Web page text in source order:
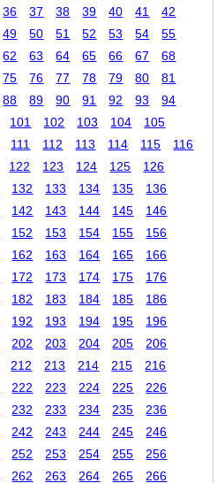
36 37 38 39 40 41
42
49 50 51 52 53 54
55
62 63 64 65 66 67
68
75 76 77 78 79 80
81
88 89 90 91 92 93
94
101 102 103 104
105
111 112 113 114 115
116
122 123 124 125
126
132 133 134 135
136
142 143 144 145
146
152 153 154 155
156
162 163 164 165
166
172 173 174 175
176
182 183 184 185
186
192 193 194 195
196
202 203 204 205
206
212 213 214 215
216
222 223 224 225
226
232 233 234 235
236
242 243 244 245
246
252 253 254 255
256
262 263 264 265 266